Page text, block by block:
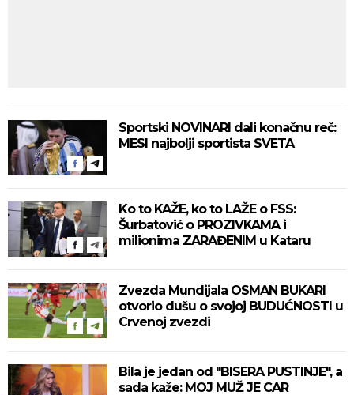
Sportski NOVINARI dali konačnu reč:
MESI najbolji sportista SVETA
Ko to KAŽE, ko to LAŽE o FSS:
Šurbatović o PROZIVKAMA i
milionima ZARAĐENIM u Kataru
Zvezda Mundijala OSMAN BUKARI
otvorio dušu o svojoj BUDUĆNOSTI u
Crvenoj zvezdi
Bila je jedan od "BISERA PUSTINJE", a
sada kaže: MOJ MUŽ JE CAR